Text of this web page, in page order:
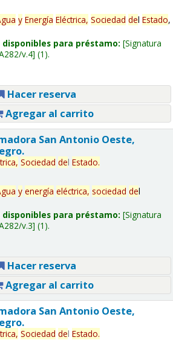
y Energía Eléctrica, Sociedad del Estado,
disponibles para préstamo: Signatura
v.4 (1).
Hacer reserva
Agregar al carrito
San Antonio Oeste,
Sociedad del Estado.
y energía eléctrica, sociedad del
disponibles para préstamo: Signatura
v.3 (1).
Hacer reserva
Agregar al carrito
San Antonio Oeste,
Sociedad del Estado.